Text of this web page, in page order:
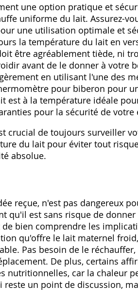
une option pratique et
uniforme du lait. Assurez-
une utilisation optimale et
la température du lait en
être agréablement tiède‚ ni
avant de le donner à votre
en utilisant l'une des
pour biberon pour
est à la température idéale
pour la sécurité de votre
crucial de toujours surveiller
du lait pour éviter tout
absolue.
reçue‚ n'est pas dangereux
qu'il est sans risque de
bien comprendre les
qu'offre le lait maternel
Pas besoin de le
De plus‚ certains
car la chaleur
un point de discussion‚